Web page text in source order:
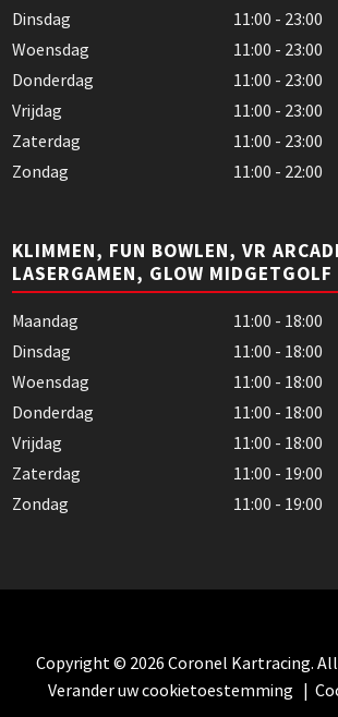
Dinsdag
11:00 - 23:00
Woensdag
11:00 - 23:00
Donderdag
11:00 - 23:00
Vrijdag
11:00 - 23:00
Zaterdag
11:00 - 23:00
Zondag
11:00 - 22:00
KLIMMEN, FUN BOWLEN, VR
LASERGAMEN, GLOW MIDGETGOLF
Maandag
11:00 - 18:00
Dinsdag
11:00 - 18:00
Woensdag
11:00 - 18:00
Donderdag
11:00 - 18:00
Vrijdag
11:00 - 18:00
Zaterdag
11:00 - 19:00
Zondag
11:00 - 19:00
Copyright © 2026 Coronel Kartracing.
Verander uw cookietoestemming |